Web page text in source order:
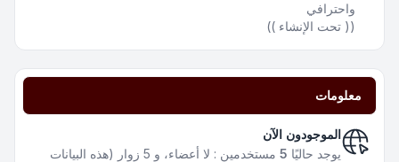
واحترافي
(( تحت الإنشاء ))
معلومات
الموجودون الآن
يوجد حاليًا 5
مستخدمين : لا أعضاء، و 5 زوار (هذه البيانات